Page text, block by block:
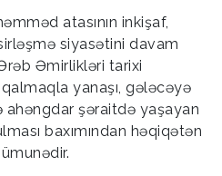
atasının inkişaf,
siyasətini davam
Əmirlikləri tarixi
yanaşı, gələcəyə
ahəngdar şəraitdə yaşayan
baxımından həqiqətən